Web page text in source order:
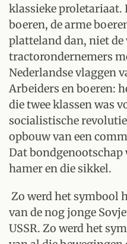
klassieke proletariaat.
boeren, de arme
platteland dan, niet de
tractorondernemers
Nederlandse vlaggen
Arbeiders en boeren:
die twee klassen was
socialistische
opbouw van een
Dat
hamer en die sikkel.
Zo werd het symbool
van de nog jonge
USSR. Zo werd het